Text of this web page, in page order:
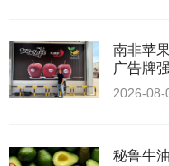
南非苹
广告牌
2026-08-
秘鲁牛油果出